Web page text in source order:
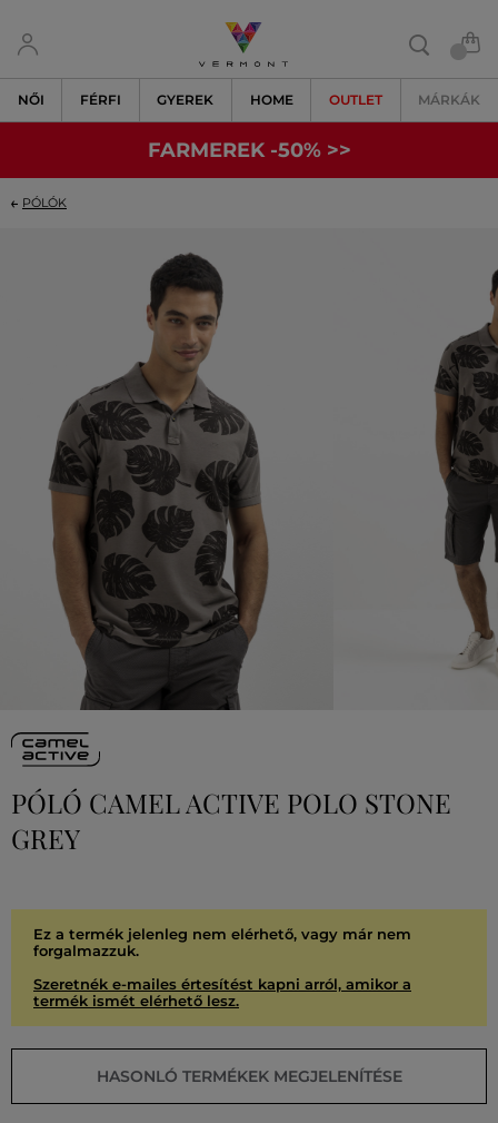
NŐI FÉRFI GYEREK HOME OUTLET MÁRKÁK
FARMEREK -50% >>
PÓLÓK
PÓLÓ CAMEL ACTIVE POLO STONE
GREY
Ez a termék jelenleg nem elérhető, vagy már nem
forgalmazzuk.
Szeretnék e-mailes értesítést kapni arról, amikor a
termék ismét elérhető lesz.
HASONLÓ TERMÉKEK MEGJELENÍTÉSE